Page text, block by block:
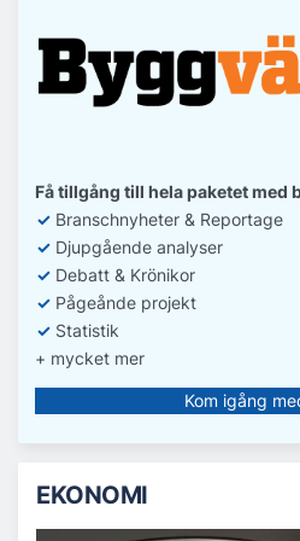
Få tillgång till hela paketet med
✓ Branschnyheter & Reportage
✓ Djupgående analyser
✓ Debatt & Krönikor
✓ Pågeånde projekt
✓ Statistik
+ mycket mer
Kom igång
EKONOMI